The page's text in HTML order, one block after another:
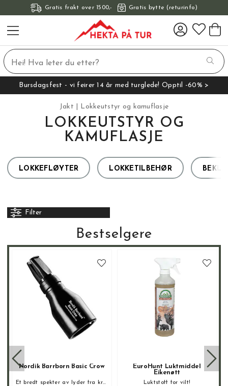
Gratis frakt over 1500,- Gratis bytte (returinfo)
Bursdagsfest - vi feirer 14 år med turglede! Opptil -60% >
Jakt Lokkeutstyr og kamuflasje
LOKKEUTSTYR OG
KAMUFLASJE
LOKKEFLØYTER LOKKETILBEHØR
Filter
Bestselgere
Nordik Barrborn Basic Crow
Et bredt spekter av lyder fra kråkefugl!
EuroHunt Luktmiddel
Eikenøtt
Luktstoff for vilt!